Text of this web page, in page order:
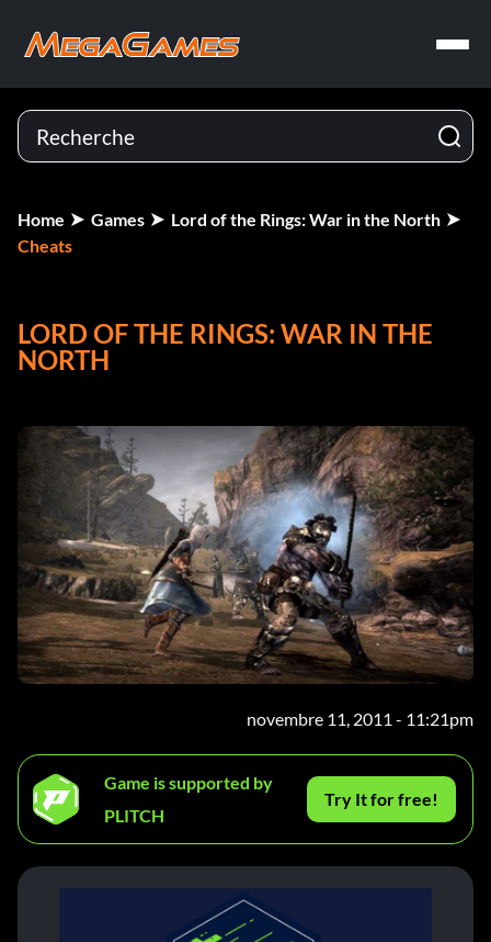
Home Games
Lord of the Rings: War in the North
Cheats
LORD OF THE RINGS: WAR IN THE
NORTH
novembre 11, 2011 - 11:21pm
Game is supported by
PLITCH
Try It for free!